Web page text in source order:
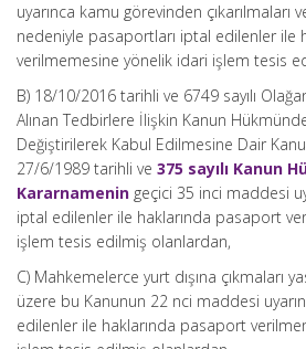
uyarınca kamu görevinden çıkarılmaları
nedeniyle pasaportları iptal edilenler ile
verilmemesine yönelik idari işlem tesis
B) 18/10/2016 tarihli ve 6749 sayılı
Alınan Tedbirlere İlişkin Kanun
Değiştirilerek Kabul Edilmesine Dair
27/6/1989 tarihli ve 375 sayılı Kanun
Kararnamenin geçici 35 inci maddesi
iptal edilenler ile haklarında pasaport
işlem tesis edilmiş olanlardan,
C) Mahkemelerce yurt dışına çıkmaları
üzere bu Kanunun 22 nci maddesi
edilenler ile haklarında pasaport